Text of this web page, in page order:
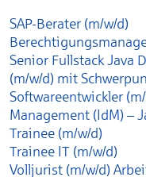
SAP-Berater (m/w/d)
Senior Fullstack Java
(m/w/d) mit
Softwareentwickler
Management (IdM) –
Trainee (m/w/d)
Trainee IT (m/w/d)
Volljurist (m/w/d)